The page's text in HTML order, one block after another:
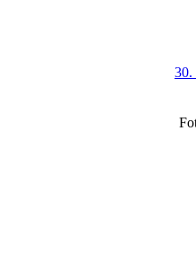
30.